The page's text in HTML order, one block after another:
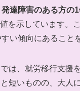
発達障害のある方の
を示しています。
い傾向にあること
は、就労移行支援
短いものの、大人